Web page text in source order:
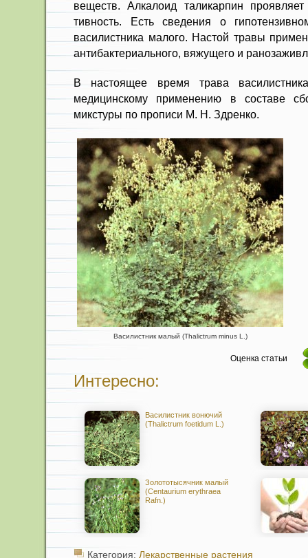
веществ. Алкалоид таликарпин
тивность. Есть сведения о
василистника малого. Настой травы
антибактериально­го, вяжущего и
В настоящее время трава
медицин­скому применению в составе
микстуры по прописи М. Н. Здренко.
Василистник малый (Thalictrum minus L.)
Оценка статьи
Интересно:
Василистник вонючий
(Thalictrum foetidum L.)
Золототысячник малый
(Centaurium erythraea
Rafn.)
Категория: Лекарственные растения